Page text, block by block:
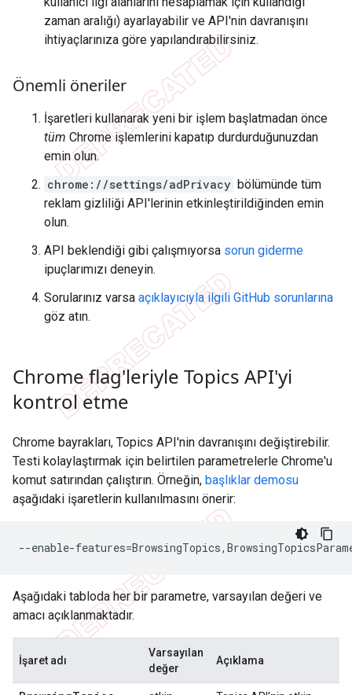
zaman aralığı) ayarlayabilir ve API'nin davranışını
ihtiyaçlarınıza göre yapılandırabilirsiniz.
Önemli öneriler
İşaretleri kullanarak yeni bir işlem başlatmadan önce
tüm Chrome işlemlerini kapatıp durdurduğunuzdan
emin olun.
chrome://settings/adPrivacy bölümünde tüm
reklam gizliliği API'lerinin etkinleştirildiğinden emin
olun.
API beklendiği gibi çalışmıyorsa sorun giderme
ipuçlarımızı deneyin.
Sorularınız varsa açıklayıcıyla ilgili GitHub sorunlarına
göz atın.
Chrome flag'leriyle Topics API'yi
kontrol etme
Chrome bayrakları, Topics API'nin davranışını değiştirebilir.
Testi kolaylaştırmak için belirtilen parametrelerle Chrome'u
komut satırından çalıştırın. Örneğin, başlıklar demosu
aşağıdaki işaretlerin kullanılmasını önerir:
--enable-features=
Aşağıdaki tabloda her bir parametre, varsayılan değeri ve
amacı açıklanmaktadır.
İşaret adı
Varsayılan
değer
Açıklama